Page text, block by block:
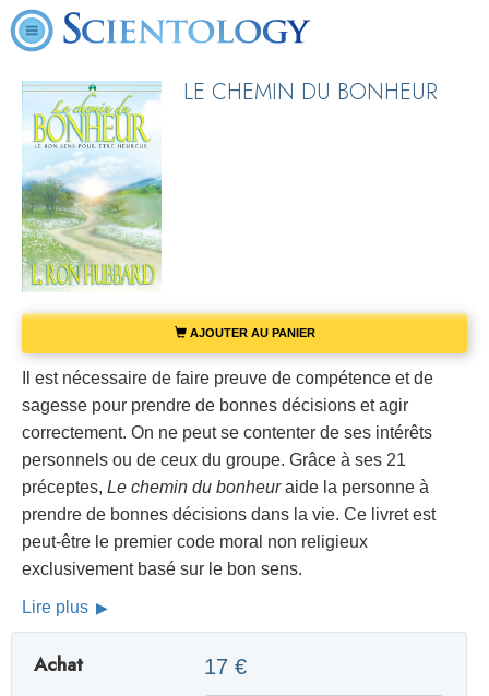
LE CHEMIN DU BONHEUR
AJOUTER AU PANIER
Il est nécessaire de faire preuve de compétence et de
sagesse pour prendre de bonnes décisions et agir
correctement. On ne peut se contenter de ses intérêts
personnels ou de ceux du groupe. Grâce à ses 21
préceptes, Le chemin du bonheuraide la personne à
prendre de bonnes décisions dans la vie. Ce livret est
peut-être le premier code moral non religieux
exclusivement basé sur le bon sens.
Lire plus
Achat 17 €